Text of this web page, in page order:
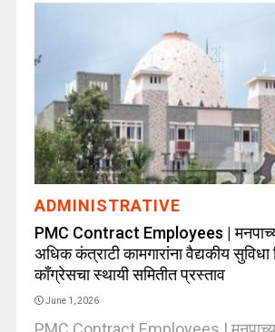
ADMINISTRATIVE
PMC Contract Employees |
अधिक कंत्राटी कामगारांना वैद्यकीय सुविधा
काँग्रेसचा स्थायी समितीत प्रस्ताव
June 1, 2026